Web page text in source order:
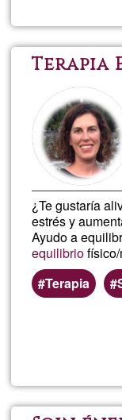
Terapia
¿Te gustaría
estrés y
Ayudo a
equilibrio
Terapia